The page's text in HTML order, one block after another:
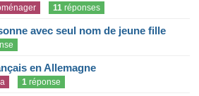
11 réponses
avec seul nom de jeune fille
en Allemagne
1 réponse